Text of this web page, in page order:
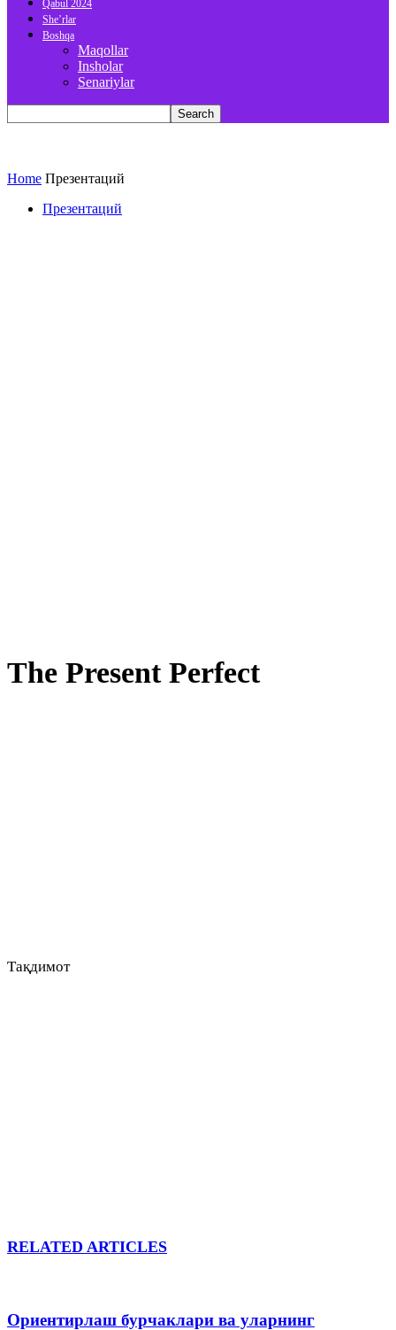
Qabul 2024
She’rlar
Boshqa
Maqollar
Insholar
Senariylar
Home Презентаций
Презентаций
The Present Perfect
Тақдимот
RELATED ARTICLES
Ориентирлаш бурчаклари ва уларнинг